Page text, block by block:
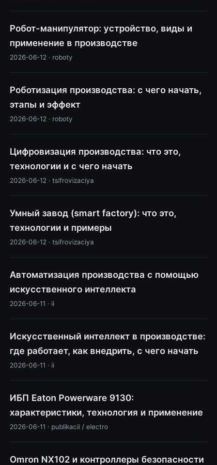
Робот-манипулятор: устройство, виды и
применение в производстве
2026-06-12 · roboty
Роботизация производства: с чего начать,
этапы и эффект
2026-06-12 · roboty
Цифровизация производства: что это,
технологии и с чего начать
2026-06-12 · tsifrovizaciya
Умный завод (smart factory): что это,
технологии и примеры
2026-06-12 · tsifrovizaciya
Автоматизация производства с помощью
искусственного интеллекта
2026-06-11 · ii
Искусственный интеллект в производстве:
где работает, как внедрить, с чего начать
2026-06-11 · ii
ИБП Eaton Powerware 9130:
характеристики, технология и применение
2026-06-11 · publikacii / electro
Omron NX102 и контроллеры безопасности